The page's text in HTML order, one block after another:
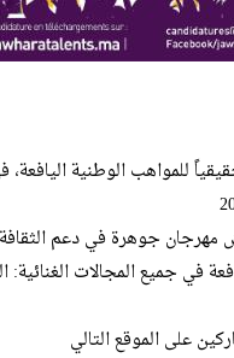
للمواهب الوطنية اليافعة،
مهرجان جوهرة في دعم الثقافة
جميع المجالات الغنائية:
على الموقع التالي